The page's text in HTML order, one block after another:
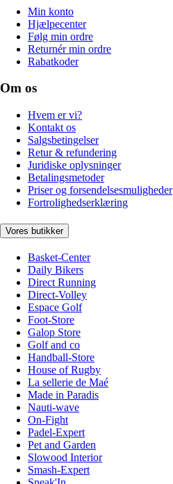
Min konto
Hjælpecenter
Følg min ordre
Returnér min ordre
Rabatkoder
Om os
Hvem er vi?
Kontakt os
Salgsbetingelser
Retur & refundering
Juridiske oplysninger
Betalingsmetoder
Priser og forsendelsesmuligheder
Fortrolighedserklæring
Vores butikker
Basket-Center
Daily Bikers
Direct Running
Direct-Volley
Espace Golf
Foot-Store
Galop Store
Golf and co
Handball-Store
House of Rugby
La sellerie de Maé
Made in Paradis
Nauti-wave
On-Fight
Padel-Expert
Pet and Garden
Slowood Interior
Smash-Expert